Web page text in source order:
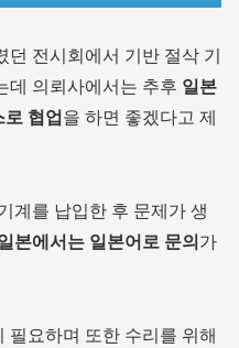
전시회에서 기반 절삭 기
데 의뢰사에서는 추후 일본
협업을 하면 좋겠다고 제
계를 납입한 후 문제가 생
본에서는 일본어로 문의가
필요하며 또한 수리를 위해